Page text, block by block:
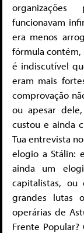
funcionavam
era menos
fórmula contém,
é indiscutível
eram mais
comprovação
ou apesar
custou e ainda
Tua entrevista
elogio a Stálin:
ainda um
capitalistas,
grandes lutas
operárias de
Frente Popular?